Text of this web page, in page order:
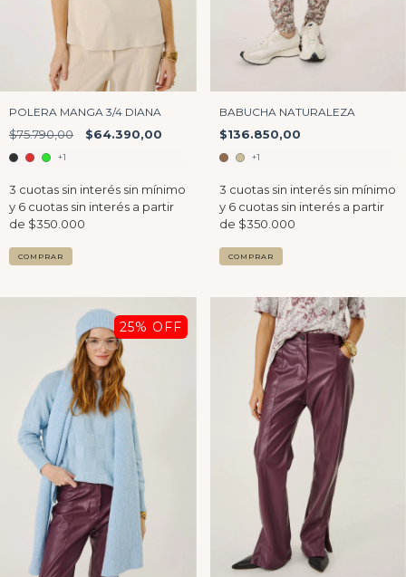
POLERA MANGA 3/4 DIANA
$75.790,00 $64.390,00
+1
COMPRAR
BABUCHA NATURALEZA
$136.850,00
+1
COMPRAR
25% OFF